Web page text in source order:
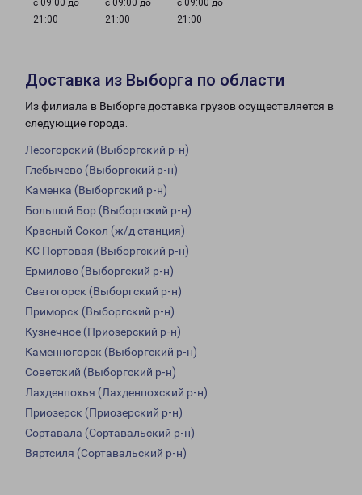
с 09:00 до
21:00
с 09:00 до
21:00
с 09:00 до
21:00
Доставка из Выборга по области
Из филиала в Выборге доставка грузов осуществляется в
следующие города:
Лесогорский (Выборгский р-н)
Глебычево (Выборгский р-н)
Каменка (Выборгский р-н)
Большой Бор (Выборгский р-н)
Красный Сокол (ж/д станция)
КС Портовая (Выборгский р-н)
Ермилово (Выборгский р-н)
Светогорск (Выборгский р-н)
Приморск (Выборгский р-н)
Кузнечное (Приозерский р-н)
Каменногорск (Выборгский р-н)
Советский (Выборгский р-н)
Лахденпохья (Лахденпохский р-н)
Приозерск (Приозерский р-н)
Сортавала (Сортавальский р-н)
Вяртсиля (Сортавальский р-н)